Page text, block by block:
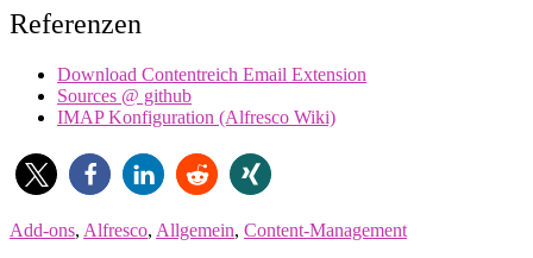
Referenzen
Download Contentreich Email Extension
Sources @ github
IMAP Konfiguration (Alfresco Wiki)
Add-ons, Alfresco, Allgemein, Content-Management